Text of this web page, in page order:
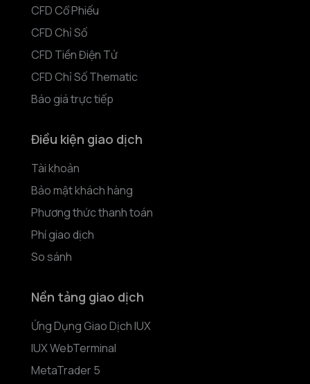
CFD Cổ Phiếu
CFD Chỉ Số
CFD Tiền Điện Tử
CFD Chỉ Số Thematic
Báo giá trực tiếp
Điều kiện giao dịch
Tài khoản
Bảo mật khách hàng
Phương thức thanh toán
Phí giao dịch
So sánh
Nền tảng giao dịch
Ứng Dụng Giao Dịch IUX
IUX WebTerminal
MetaTrader 5